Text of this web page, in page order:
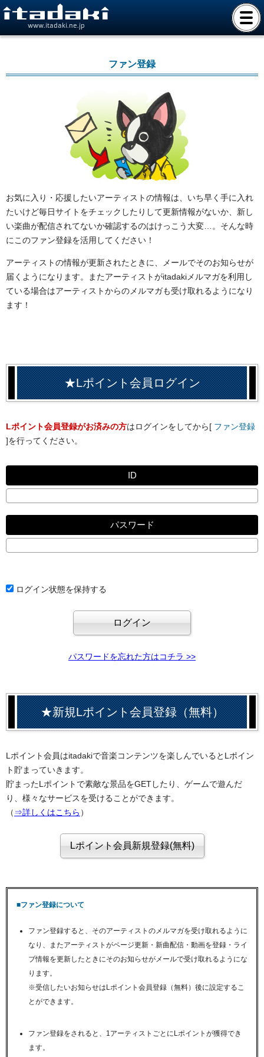
www.itadaki.ne.jp
ファン登録
お気に入り・応援したいアーティストの情報は、いち早く手に入れ
たいけど毎日サイトをチェックしたりして更新情報がないか、新し
い楽曲が配信されてないか確認するのはけっこう大変…。そんな時
にこのファン登録を活用してください！
アーティストの情報が更新されたときに、メールでそのお知らせが
届くようになります。またアーティストがitadakiメルマガを利用し
ている場合はアーティストからのメルマガも受け取れるようになり
ます！
★Lポイント会員ログイン
Lポイント会員登録がお済みの方はログインをしてから[ ファン登録
]を行ってください。
ID
パスワード
ログイン状態を保持する
パスワードを忘れた方はコチラ >>
★新規Lポイント会員登録（無料）
Lポイント会員はitadakiで音楽コンテンツを楽しんでいるとLポイン
ト貯まっていきます。
貯まったLポイントで素敵な景品をGETしたり、ゲームで遊んだ
り、様々なサービスを受けることができます。
（ ⇒詳しくはこちら ）
■ファン登録について
ファン登録すると、そのアーティストのメルマガを受け取れるように
なり、またアーティストがページ更新・新曲配信・動画を登録・ライ
ブ情報を更新したときにそのお知らせがメールで受け取れるようにな
ります。
※受信したいお知らせはLポイント会員登録（無料）後に設定するこ
とができます。
ファン登録をされると、1アーティストごとにLポイントが獲得でき
ます。